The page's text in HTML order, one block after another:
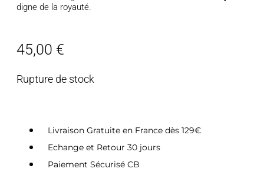
digne de la royauté.
45,00 €
Rupture de stock
Livraison Gratuite en France dès 129€
Echange et Retour 30 jours
Paiement Sécurisé CB